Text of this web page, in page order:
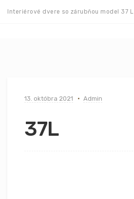
Interiérové dvere so zárubňou model 37 L
13. októbra 2021 Admin
37L